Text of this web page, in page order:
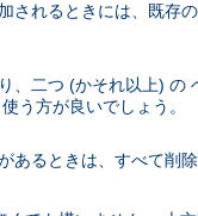
されるときには、既存
、二つ (かそれ以上) の
う方が良いでしょう。
あるときは、すべて削